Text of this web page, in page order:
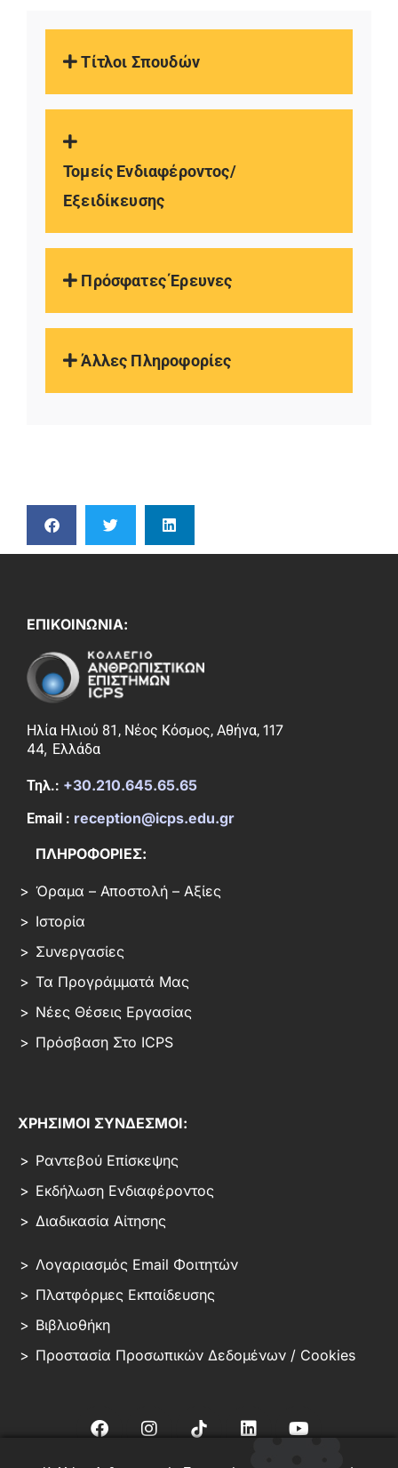
Τίτλοι Σπουδών
Τομείς Ενδιαφέροντος/
Εξειδίκευσης
Πρόσφατες Έρευνες
Άλλες Πληροφορίες
ΕΠΙΚΟΙΝΩΝΙΑ:
Ηλία Ηλιού 81, Νέος Κόσμος, Αθήνα, 117
44, Ελλάδα
Τηλ.: +30.210.645.65.65
Email : reception@icps.edu.gr
ΠΛΗΡΟΦΟΡΙΕΣ:
Όραμα – Αποστολή – Αξίες
Ιστορία
Συνεργασίες
Τα Προγράμματά Μας
Νέες Θέσεις Εργασίας
Πρόσβαση Στο ICPS
ΧΡΗΣΙΜΟΙ ΣΥΝΔΕΣΜΟΙ:
Ραντεβού Επίσκεψης
Εκδήλωση Ενδιαφέροντος
Διαδικασία Αίτησης
Λογαριασμός Email Φοιτητών
Πλατφόρμες Εκπαίδευσης
Βιβλιοθήκη
Προστασία Προσωπικών Δεδομένων / Cookies